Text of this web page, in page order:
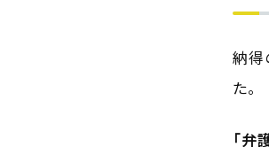
納得
た。
「